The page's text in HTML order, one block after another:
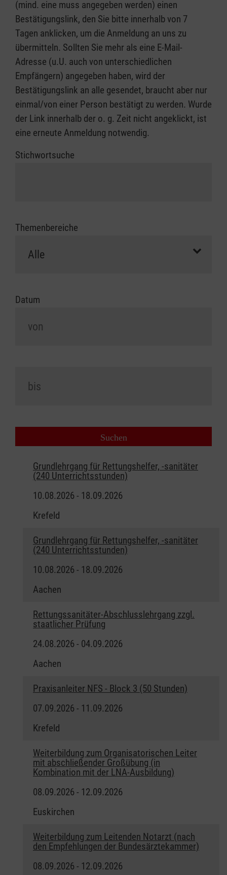
(mind. eine muss angegeben werden) einen
Bestätigungslink, den Sie bitte innerhalb von 7
Tagen anklicken, um die Anmeldung an uns zu
übermitteln. Sollten Sie mehr als eine E-Mail-
Adresse (u.U. auch von unterschiedlichen
Empfängern) angegeben haben, wird der
Bestätigungslink an alle gesendet, braucht aber nur
einmal/von einer Person bestätigt zu werden. Wurde
der Link innerhalb der o. g. Zeit nicht angeklickt, ist
eine erneute Anmeldung notwendig.
Stichwortsuche
Themenbereiche
Datum
Grundlehrgang für Rettungshelfer, -sanitäter
(240 Unterrichtsstunden)
10.08.2026 - 18.09.2026
Krefeld
Grundlehrgang für Rettungshelfer, -sanitäter
(240 Unterrichtsstunden)
10.08.2026 - 18.09.2026
Aachen
Rettungssanitäter-Abschlusslehrgang zzgl.
staatlicher Prüfung
24.08.2026 - 04.09.2026
Aachen
Praxisanleiter NFS - Block 3 (50 Stunden)
07.09.2026 - 11.09.2026
Krefeld
Weiterbildung zum Organisatorischen Leiter
mit abschließender Großübung (in
Kombination mit der LNA-Ausbildung)
08.09.2026 - 12.09.2026
Euskirchen
Weiterbildung zum Leitenden Notarzt (nach
den Empfehlungen der Bundesärztekammer)
08.09.2026 - 12.09.2026